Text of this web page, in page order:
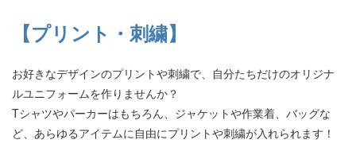
【プリント・刺繍】
お好きなデザインのプリントや刺繍で、自分たちだけのオリジナ
ルユニフォームを作りませんか？
Tシャツやパーカーはもちろん、ジャケットや作業着、バッグな
ど、あらゆるアイテムに自由にプリントや刺繍が入れられます！